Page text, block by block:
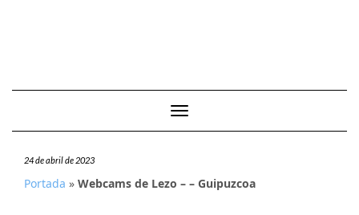
Cambiar modo de navegación
24 de abril de 2023
Portada » Webcams de Lezo – – Guipuzcoa